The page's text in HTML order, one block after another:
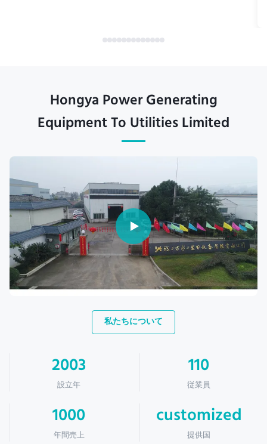
Hongya Power Generating
Equipment To Utilities Limited
私たちについて
2003
設立年
110
従業員
1000
年間売上
customized
提供国